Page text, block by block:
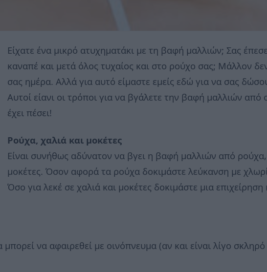
Είχατε ένα μικρό ατυχηματάκι με τη βαφή μαλλιών; Σας
καναπέ και μετά όλος τυχαίος και στο ρούχο σας; Μάλλον
σας ημέρα. Αλλά για αυτό είμαστε εμείς εδώ για να σας
Αυτοί είανι οι τρόποι για να βγάλετε την βαφή μαλλιών
έχει πέσει!
Ρούχα, χαλιά και μοκέτες
Είναι συνήθως αδύνατον να βγει η βαφή μαλλιών από ρούχα,
μοκέτες. Όσον αφορά τα ρούχα δοκιμάστε λεύκανση με
Όσο για λεκέ σε χαλιά και μοκέτες δοκιμάστε μια
να αφαιρεθεί με οινόπνευμα (αν και είναι λίγο σκληρό